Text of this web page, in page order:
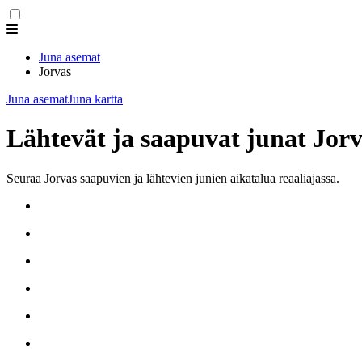
Juna asemat
Jorvas
Juna asematJuna kartta
Lähtevät ja saapuvat junat
Seuraa Jorvas saapuvien ja lähtevien junien aikatalua reaaliajassa.